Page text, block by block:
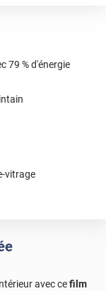
79 % d'énergie
vitrage
de partager
autour de
avec cefilm